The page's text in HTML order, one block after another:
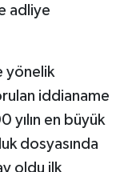
adliye
yönelik
iddianame
yılın en büyük
dosyasında
oldu ilk